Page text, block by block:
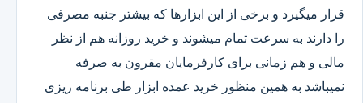
قرار میگیرد و برخی از این ابزارها که بیشتر جنبه مصرفی
را دارند به سرعت تمام میشوند و خرید روزانه هم از نظر
مالی و هم زمانی برای کارفرمایان مقرون به صرفه
نمیباشد به همین منظور خرید عمده ابزار طی برنامه ریزی